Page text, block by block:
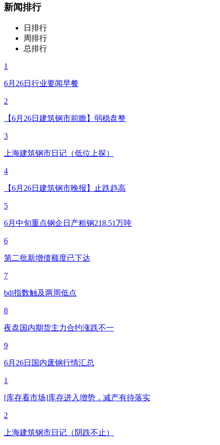
新闻排行
日排行
周排行
总排行
1
6月26日行业要闻早餐
2
【6月26日建筑钢市前瞻】弱稳盘整
3
上海建筑钢市日记（低位上探）
4
【6月26日建筑钢市晚报】止跌趋高
5
6月中旬重点钢企日产粗钢218.51万吨
6
第二批新增债额度已下达
7
bdi指数触及两周低点
8
夜盘国内期货主力合约涨跌不一
9
6月26日国内废钢行情汇总
1
[库存看市场]库存进入增势，减产有待落实
2
上海建筑钢市日记（阴跌不止）